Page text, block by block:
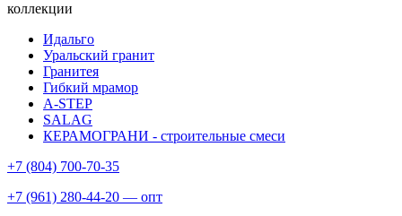
коллекции
Идальго
Уральский гранит
Гранитея
Гибкий мрамор
A-STEP
SALAG
КЕРАМОГРАНИ - строительные смеси
+7 (804) 700-70-35
+7 (961) 280-44-20 — опт